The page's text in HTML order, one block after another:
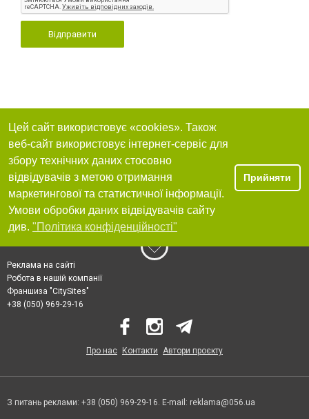
Відправити
Цей сайт використовує «cookies». Також
веб-сайт використовує інтернет-сервіс для
збору технічних даних стосовно
відвідувачів з метою отримання
маркетингової та статистичної інформації.
Умови обробки даних відвідувачів сайту
див. "Політика конфіденційності"
Прийняти
Реклама на сайті
Робота в нашій компанії
Франшиза "CitySites"
+38 (050) 969-29-16
Про нас Контакти Автори проєкту
З питань реклами: +38 (050) 969-29-16. E-mail: reklama@056.ua